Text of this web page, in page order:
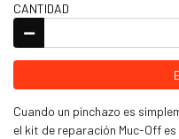
CANTIDAD
Cuando un pinchazo es
el kit de reparación Muc-Off